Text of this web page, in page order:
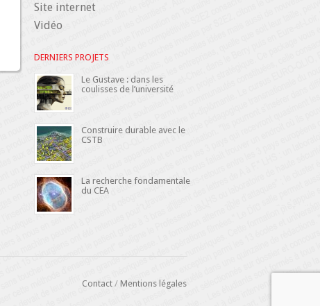
Site internet
Vidéo
DERNIERS PROJETS
Le Gustave : dans les
coulisses de l’université
Construire durable avec le
CSTB
La recherche fondamentale
du CEA
Contact / Mentions légales